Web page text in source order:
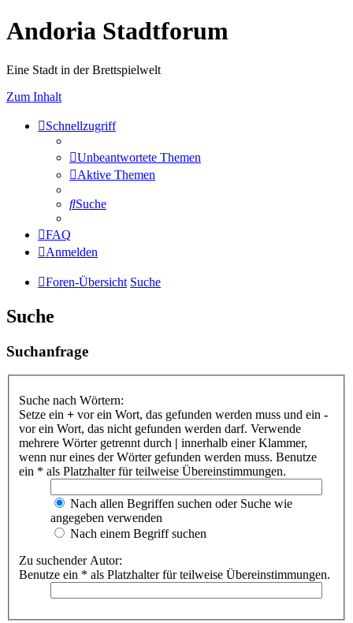
Andoria Stadtforum
Eine Stadt in der Brettspielwelt
Zum Inhalt
Schnellzugriff
Unbeantwortete Themen
Aktive Themen
Suche
FAQ
Anmelden
Foren-Übersicht Suche
Suche
Suchanfrage
Suche nach Wörtern:
Setze ein + vor ein Wort, das gefunden werden muss und ein -
vor ein Wort, das nicht gefunden werden darf. Verwende
mehrere Wörter getrennt durch | innerhalb einer Klammer,
wenn nur eines der Wörter gefunden werden muss. Benutze
ein * als Platzhalter für teilweise Übereinstimmungen.
Nach allen Begriffen suchen oder Suche wie
angegeben verwenden
Nach einem Begriff suchen
Zu suchender Autor:
Benutze ein * als Platzhalter für teilweise Übereinstimmungen.